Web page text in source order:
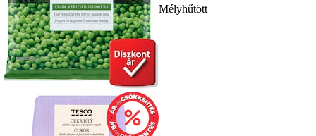
Mélyhűtött